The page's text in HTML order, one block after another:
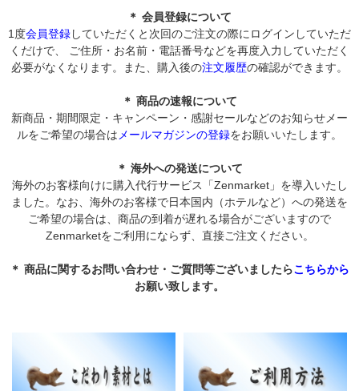
＊ 会員登録について
1度会員登録していただくと次回のご注文の際にログインしていただ
くだけで、 ご住所・お名前・電話番号などを再度入力していただく
必要がなくなります。また、購入後の注文履歴の確認ができます。
＊ 商品の速報について
新商品・期間限定・キャンペーン・感謝セールなどのお知らせメー
ルをご希望の場合は メールマガジンの登録をお願いいたします。
＊ 海外への発送について
海外のお客様向けに購入代行サービス「Zenmarket」を導入いたし
ました。なお、海外のお客様で日本国内（ホテルなど）への発送を
ご希望の場合は、商品の到着が遅れる場合がございますので
Zenmarketをご利用にならず、直接ご注文ください。
＊ 商品に関するお問い合わせ・ご質問等ございましたらこちらから
お願い致します。